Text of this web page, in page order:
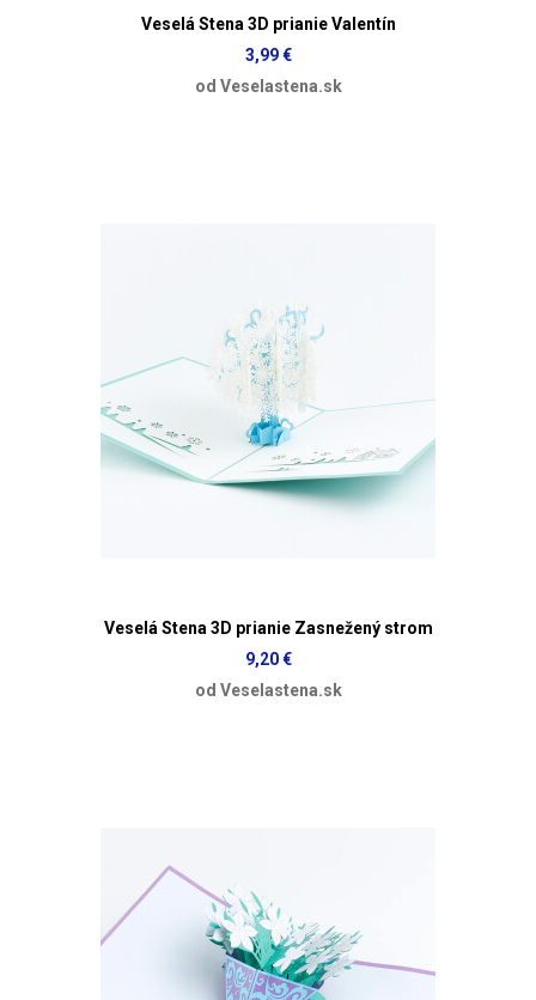
Veselá Stena 3D prianie Valentín
3,99 €
od Veselastena.sk
Veselá Stena 3D prianie Zasnežený strom
9,20 €
od Veselastena.sk